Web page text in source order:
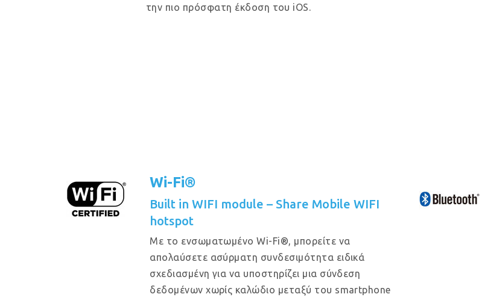
την πιο πρόσφατη έκδοση του iOS.
Wi-Fi®
Built in WIFI module – Share Mobile WIFI
hotspot
Με το ενσωματωμένο Wi-Fi®, μπορείτε να
απολαύσετε ασύρματη συνδεσιμότητα ειδικά
σχεδιασμένη για να υποστηρίζει μια σύνδεση
δεδομένων χωρίς καλώδιο μεταξύ του smartphone